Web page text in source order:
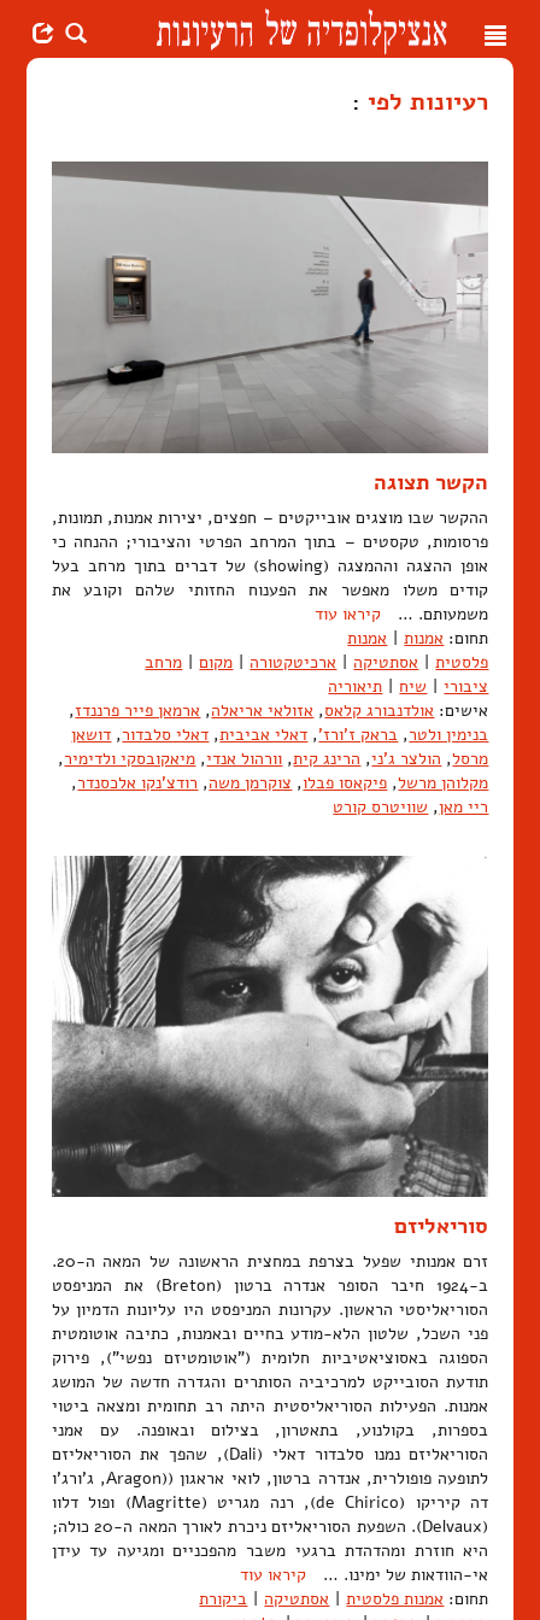
Toggle
רעיונות לפי :
הקשר תצוגה
ההקשר שבו מוצגים אובייקטים – חפצים, יצירות אמנות, תמונות,
פרסומות, טקסטים – בתוך המרחב הפרטי והציבורי; ההנחה כי
אופן ההצגה וההמצגה (showing) של דברים בתוך מרחב בעל
קודים משלו מאפשר את הפענוח החזותי שלהם וקובע את
משמעותם. … קיראו עוד
תחום: אמנות
אמנות
פלסטית
אסתטיקה ארכיטקטורה מקום
מרחב
ציבורי
שיח
תיאוריה
אישים: אולדנבורג קלאס, אזולאי אריאלה, ארמאן פייר פרננדז,
בנימין ולטר, בראק ז'ורז', דאלי אביבית, דאלי סלבדור, דושאן
מרסל, הולצר ג'ני, הרינג קית, וורהול אנדי, מיאקובסקי ולדימיר,
מקלוהן מרשל, פיקאסו פבלו, צוקרמן משה, רודצ'נקו אלכסנדר,
ריי מאן, שוויטרס קורט
סוריאליזם
זרם אמנותי שפעל בצרפת במחצית הראשונה של המאה ה-20.
ב-1924 חיבר הסופר אנדרה ברטון (Breton) את המניפסט
הסוריאליסטי הראשון. עקרונות המניפסט היו עליונות הדמיון על
פני השכל, שלטון הלא-מודע בחיים ובאמנות, כתיבה אוטומטית
הספוגה באסוציאטיביות חלומית ("אוטומטיזם נפשי"), פירוק
תודעת הסובייקט למרכיביה הסותרים והגדרה חדשה של המושג
אמנות. הפעילות הסוריאליסטית היתה רב תחומית ומצאה ביטוי
בספרות, בקולנוע, בתאטרון, בצילום ובאופנה. עם אמני
הסוריאליזם נמנו סלבדור דאלי (Dali), שהפך את הסוריאליזם
לתופעה פופולרית, אנדרה ברטון, לואי אראגון ((Aragon, ג'ורג'ו
דה קיריקו (de Chirico), רנה מגריט (Magritte) ופול דלוו
(Delvaux). השפעת הסוריאליזם ניכרת לאורך המאה ה-20 כולה;
היא חוזרת ומהדהדת ברגעי משבר מהפכניים ומגיעה עד עידן
אי-הוודאות של ימינו. … קיראו עוד
תחום: אמנות פלסטית | אסתטיקה | ביקורת